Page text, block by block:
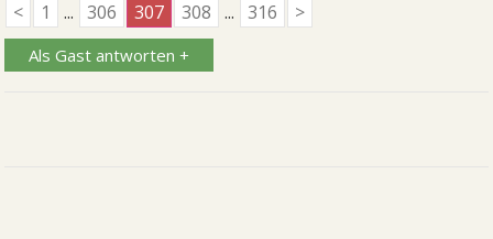
< 1 ... 306 307 308 ... 316 >
Als Gast antworten +